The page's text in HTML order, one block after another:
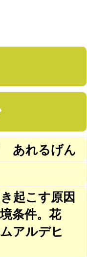
あれるげん
起こす原因
条件。花
アルデヒ